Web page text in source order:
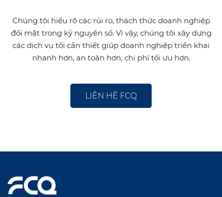
Chúng tôi hiểu rõ các rủi ro, thách thức doanh nghiệp
đối mặt trong kỷ nguyên số. Vì vậy, chúng tôi xây dựng
các dịch vụ tối cần thiết giúp doanh nghiệp triển khai
nhanh hơn, an toàn hơn, chi phí tối ưu hơn.
LIÊN HỆ FCQ